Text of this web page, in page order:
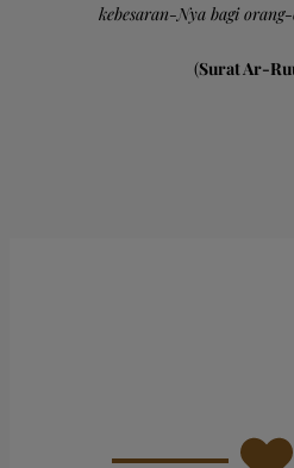
kebesaran-Nya bagi
(Surat Ar-